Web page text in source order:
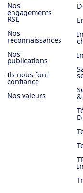
Nos
engagements
RSE
Nos
reconnaissances
Nos
publications
Ils nous font
confiance
Nos valeurs